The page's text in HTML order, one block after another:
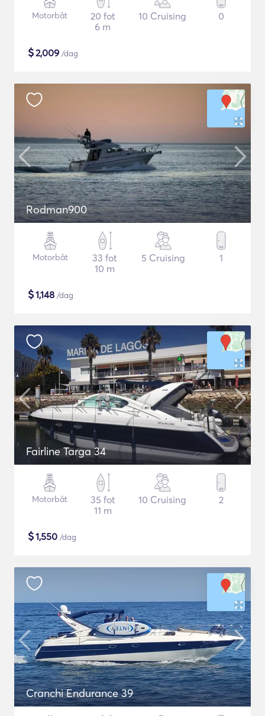
Motorbåt
20 fot
6 m
10 Cruising 0
$2,009 /dag
Rodman900
Motorbåt
33 fot
10 m
5 Cruising 1
$1,148 /dag
Fairline Targa 34
Motorbåt
35 fot
11 m
10 Cruising 2
$1,550 /dag
Cranchi Endurance 39